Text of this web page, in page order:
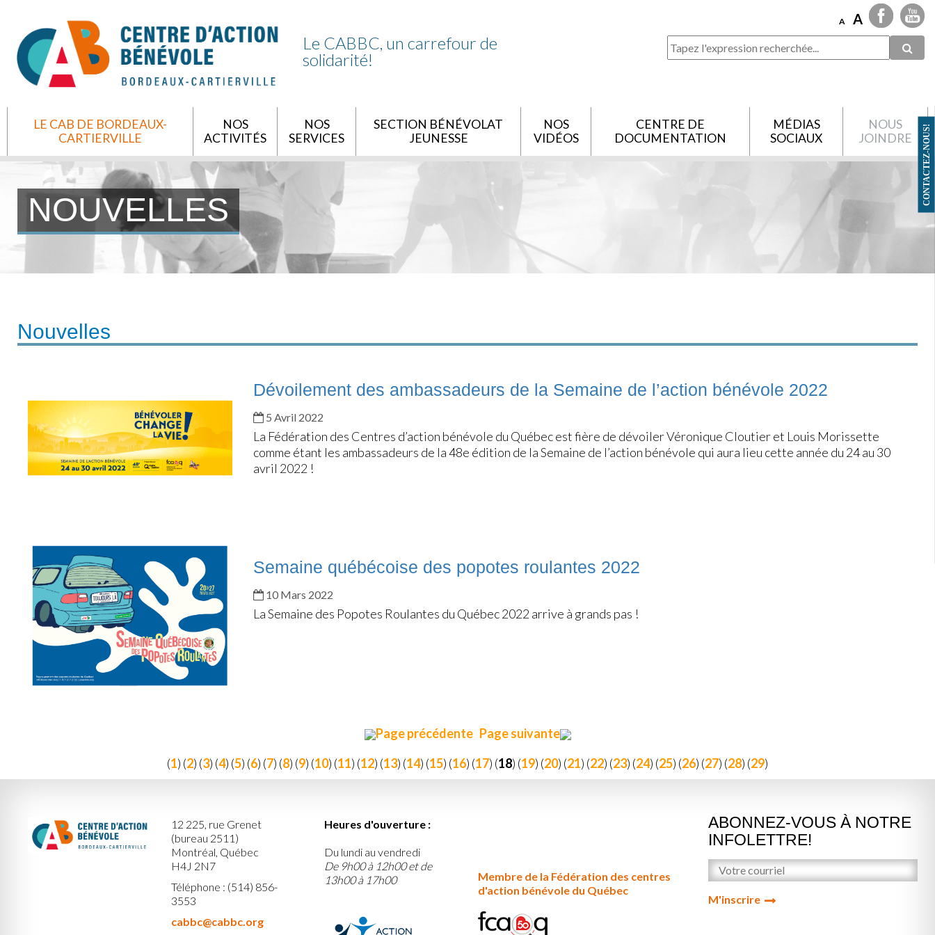
CONTACTEZ-NOUS!
A A
Le CABBC, un carrefour de
solidarité!
LE CAB DE BORDEAUX-
CARTIERVILLE
NOS
ACTIVITÉS
NOS
SERVICES
SECTION BÉNÉVOLAT
JEUNESSE
NOS
VIDÉOS
CENTRE DE
DOCUMENTATION
MÉDIAS
SOCIAUX
NOUS
JOINDRE
NOUVELLES
Nouvelles
Dévoilement des ambassadeurs de la Semaine de l’action bénévole 2022
5 Avril 2022
La Fédération des Centres d’action bénévole du Québec est fière de dévoiler Véronique Cloutier et Louis Morissette
comme étant les ambassadeurs de la 48e édition de la Semaine de l’action bénévole qui aura lieu cette année du 24 au 30
avril 2022 !
Semaine québécoise des popotes roulantes 2022
10 Mars 2022
La Semaine des Popotes Roulantes du Québec 2022 arrive à grands pas !
Page précédente Page suivante
(1) (2) (3) (4) (5) (6) (7) (8) (9) (10) (11) (12) (13) (14) (15) (16) (17) (18) (19) (20) (21) (22) (23) (24) (25) (26) (27) (28) (29)
12 225, rue Grenet
(bureau 2511)
Montréal, Québec
H4J 2N7
Téléphone : (514) 856-
3553
cabbc@cabbc.org
Heures d'ouverture :
Du lundi au vendredi
De 9h00 à 12h00 et de
13h00 à 17h00
Membre de la Fédération des centres
d'action bénévole du Québec
ABONNEZ-VOUS À NOTRE
INFOLETTRE!
M'inscrire